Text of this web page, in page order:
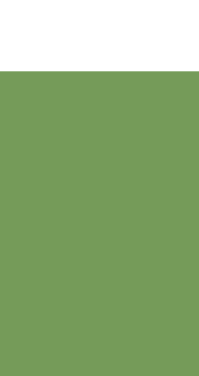
จะเหมาะสมกว่า